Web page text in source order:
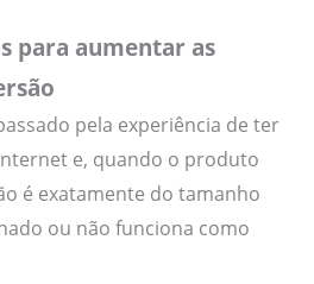
para aumentar as
pela experiência de ter
e, quando o produto
é exatamente do tamanho
ou não funciona como